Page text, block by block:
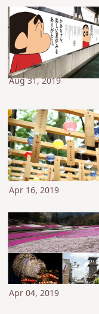
Aug 31, 2019
Apr 16, 2019
Apr 04, 2019